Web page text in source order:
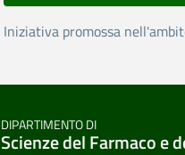
Iniziativa promossa
DIPARTIMENTO DI
Scienze del Farmaco e